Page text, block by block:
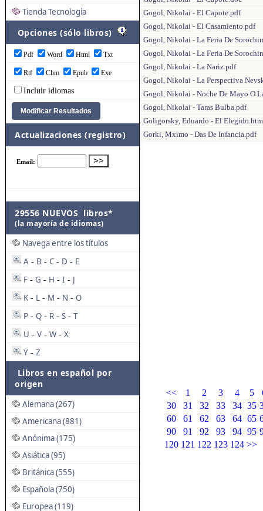
Tienda Tecnología
Opciones (sólo libros)
Pdf Word Html Txt
Rtf Chm Epub Exe
Incluir idiomas
Actualizaciones (registro)
29556 NUEVOS libros*
(la mayoría de idiomas)
Navega entre los títulos
A - B - C - D - E
F - G - H - I - J
K - L - M - N - O
P - Q - R - S - T
U - V - W - X
Y - Z
Libros en español por
origen
Alemana (267)
Americana (881)
Anónima (175)
Asiática (95)
Británica (555)
Española (750)
Europea (119)
Gogol, Nikolai - El Capote.pdf
Gogol, Nikolai - El Casamiento.pdf
Gogol, Nikolai - La Feria De
Gogol, Nikolai - La Feria De
Gogol, Nikolai - La Nariz.pdf
Gogol, Nikolai - La Perspectiva
Gogol, Nikolai - Noche De Mayo O
Gogol, Nikolai - Taras Bulba.pdf
Goligorsky, Eduardo - El Elegido.htm
Gorki, Mximo - Das De Infancia.pdf
<< 1 2 3 4 5
30
31 32 33 34 35
60
61 62 63 64 65
90
91 92 93 94 95
120 121 122 123 124 >>